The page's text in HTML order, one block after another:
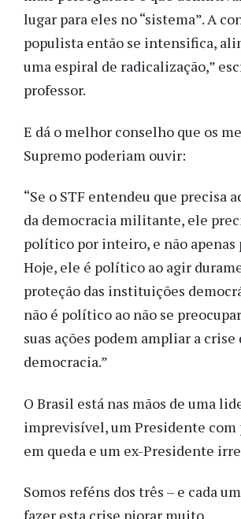
lugar para eles no “sistema”. A
populista então se intensifica,
uma espiral de radicalização,”
professor.
E dá o melhor conselho que os
Supremo poderiam ouvir:
“Se o STF entendeu que precisa
da democracia militante, ele
político por inteiro, e não apenas
Hoje, ele é político ao agir
proteção das instituições
não é político ao não se
suas ações podem ampliar a crise
democracia.”
O Brasil está nas mãos de uma
imprevisível, um Presidente com
em queda e um ex-Presidente
Somos reféns dos três – e cada
fazer esta crise piorar muito.